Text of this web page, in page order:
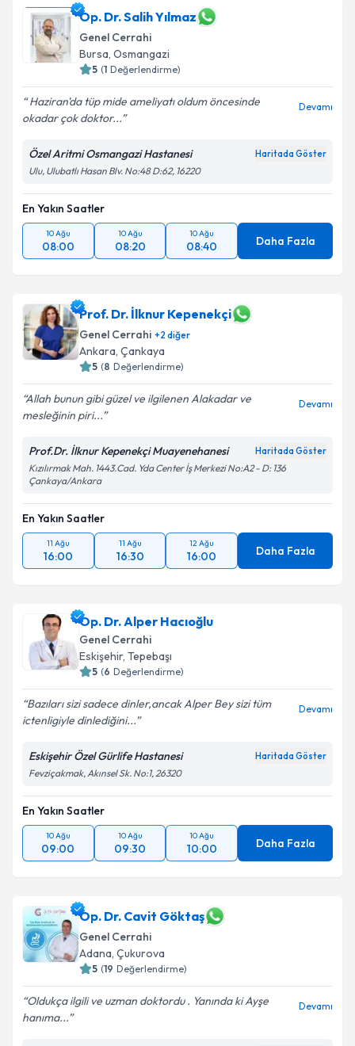
Op. Dr. Salih Yılmaz
Genel Cerrahi
Bursa, Osmangazi
5 (1 Değerlendirme)
Haziran'da tüp mide ameliyatı oldum öncesinde
okadar çok doktor...
Devamı
Özel Aritmi Osmangazi Hastanesi Haritada Göster
Ulu, Ulubatlı Hasan Blv. No:48 D:62, 16220
En Yakın Saatler
10 Ağu
08:00
10 Ağu
08:20
10 Ağu
08:40 Daha Fazla
Prof. Dr. İlknur Kepenekçi
Genel Cerrahi +2 diğer
Ankara, Çankaya
5 (8 Değerlendirme)
Allah bunun gibi güzel ve ilgilenen Alakadar ve
mesleğinin piri...
Devamı
Prof.Dr. İlknur Kepenekçi Muayenehanesi Haritada Göster
Kızılırmak Mah. 1443.Cad. Yda Center İş Merkezi No:A2 - D: 136
Çankaya/Ankara
En Yakın Saatler
11 Ağu
16:00
11 Ağu
16:30
12 Ağu
16:00 Daha Fazla
Op. Dr. Alper Hacıoğlu
Genel Cerrahi
Eskişehir, Tepebaşı
5 (6 Değerlendirme)
Bazıları sizi sadece dinler,ancak Alper Bey sizi tüm
ictenligiyle dinlediğini...
Devamı
Eskişehir Özel Gürlife Hastanesi Haritada Göster
Fevziçakmak, Akınsel Sk. No:1, 26320
En Yakın Saatler
10 Ağu
09:00
10 Ağu
09:30
10 Ağu
10:00 Daha Fazla
Op. Dr. Cavit Göktaş
Genel Cerrahi
Adana, Çukurova
5 (19 Değerlendirme)
Oldukça ilgili ve uzman doktordu . Yanında ki Ayşe
hanıma...
Devamı